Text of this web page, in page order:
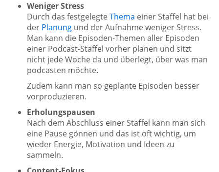
Weniger Stress
Durch das festgelegte Thema einer Staffel hat bei
der Planung und der Aufnahme weniger Stress.
Man kann die Episoden-Themen aller Episoden
einer Podcast-Staffel vorher planen und sitzt
nicht jede Woche da und überlegt, über was man
podcasten möchte.
Zudem kann man so geplante Episoden besser
vorproduzieren.
Erholungspausen
Nach dem Abschluss einer Staffel kann man sich
eine Pause gönnen und das ist oft wichtig, um
wieder Energie, Motivation und Ideen zu
sammeln.